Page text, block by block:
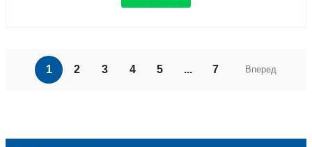
1 2 3 4 5 ... 7 Вперед